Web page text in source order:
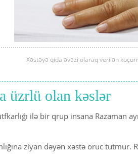
Xəstəyə qida əvəzi olaraq verilən
üzrlü olan kəslər
ilə bir qrup insana Razaman
ziyan dəyən xəstə oruc tutmur.